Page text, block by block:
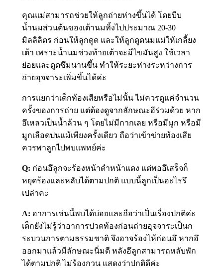
คุณแม่สามารถช่วยให้ลูกถ่ายห่างขึ้นได้ โดยบีบ
น้ำนมส่วนต้นของเต้านมทิ้งไปประมาณ 20-30
มิลลิลิตร ก่อนให้ลูกดูด และให้ลูกดูดนมแม่ให้เกลี้ยง
เต้า เพราะน้ำนมช่วงท้ายเต้าจะมีไขมันสูง ใช้เวลา
ย่อยและดูดซึมนานขึ้น ทำให้ระยะห่างระหว่างการ
ถ่ายอุจจาระเพิ่มขึ้นได้ค่ะ
การแยกว่าเด็กท้องเสียหรือไม่นั้น ไม่ควรดูแค่จำนวน
ครั้งของการถ่าย แต่ต้องดูจากลักษณะอึร่วมด้วย หาก
อึเหลวเป็นน้ำล้วน ๆ โดยไม่มีกากเลย หรือมีมูก หรือมี
มูกเลือดปนแม้เพียงครั้งเดียว ถือว่าเข้าข่ายท้องเสีย
ควรพาลูกไปพบแพทย์ค่ะ
Q: ก่อนอึลูกจะร้องหน้าดำหน้าแดง แต่พออึเสร็จก็
หยุดร้องและหลับได้ตามปกติ แบบนี้ลูกเป็นอะไรรึ
เปล่าคะ
A: อาการเช่นนี้พบได้บ่อยและถือว่าเป็นเรื่องปกติค่ะ
เด็กยังไม่รู้ว่าอาการปวดท้องก่อนถ่ายอุจจาระเป็นก
ระบวนการตามธรรมชาติ จึงอาจร้องไห้ก่อนอึ หากอึ
ออกมาแล้วมีลักษณะนิ่มดี หลังอึลูกสามารถหลับพัก
ได้ตามปกติ ไม่ร้องกวน แสดงว่าปกติดีค่ะ